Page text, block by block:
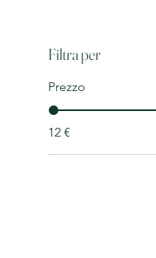
Filtra per
Prezzo
12 €